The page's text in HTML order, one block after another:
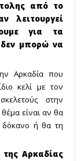
από το
λειτουργεί
για τα
μπορώ να
Αρκαδία που
κελί με τον
στην
είναι αν θα
δόκανο ή θα τη
Αρκαδίας